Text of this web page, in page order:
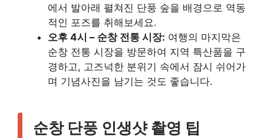
에서 발아래 펼쳐진 단풍 숲을 배경으로 역동
적인 포즈를 취해보세요.
오후 4시 – 순창 전통 시장: 여행의 마지막은
순창 전통 시장을 방문하여 지역 특산품을 구
경하고, 고즈넉한 분위기 속에서 잠시 쉬어가
며 기념사진을 남기는 것도 좋습니다.
순창 단풍 인생샷 촬영 팁